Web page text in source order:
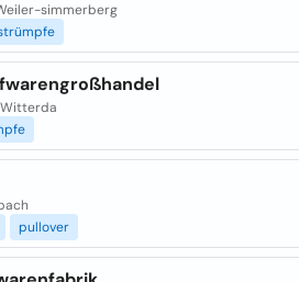
simmerberg
Witterda
pullover